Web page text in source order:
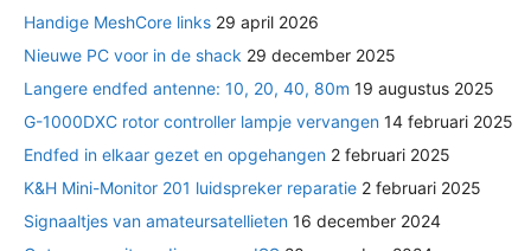
Handige MeshCore links 29 april 2026
Nieuwe PC voor in de shack 29 december 2025
Langere endfed antenne: 10, 20, 40, 80m 19 augustus 2025
G-1000DXC rotor controller lampje vervangen 14 februari 2025
Endfed in elkaar gezet en opgehangen 2 februari 2025
K&H Mini-Monitor 201 luidspreker reparatie 2 februari 2025
Signaaltjes van amateursatellieten 16 december 2024